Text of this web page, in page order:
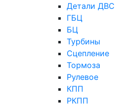
Детали ДВС
ГБЦ
БЦ
Турбины
Сцепление
Тормоза
Рулевое
КПП
РКПП